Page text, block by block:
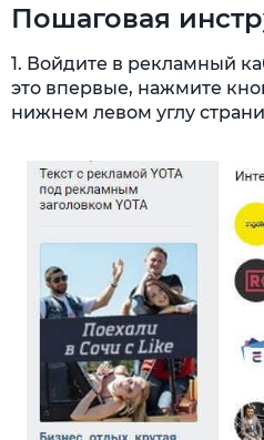
Пошаговая
1. Войдите в рекламный
это впервые, нажмите
нижнем левом углу